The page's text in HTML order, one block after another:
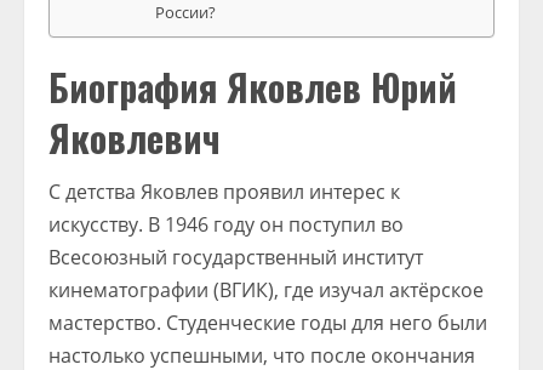
России?
Биография Яковлев Юрий
Яковлевич
С детства Яковлев проявил интерес к
искусству. В 1946 году он поступил во
Всесоюзный государственный институт
кинематографии (ВГИК), где изучал актёрское
мастерство. Студенческие годы для него были
настолько успешными, что после окончания